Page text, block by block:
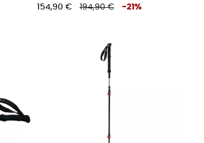
154,90 € 194,90 € -21 %